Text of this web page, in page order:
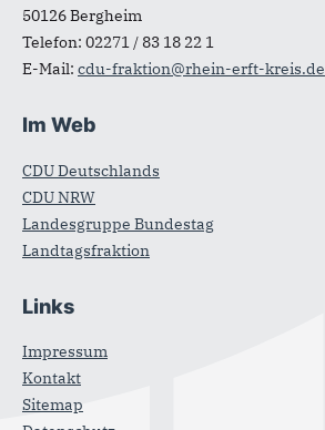
50126Bergheim
Telefon: 02271 / 83 18 22 1
E-Mail: cdu-fraktion@rhein-erft-kreis.de
Im Web
CDU Deutschlands
CDU NRW
Landesgruppe Bundestag
Landtagsfraktion
Links
Impressum
Kontakt
Sitemap